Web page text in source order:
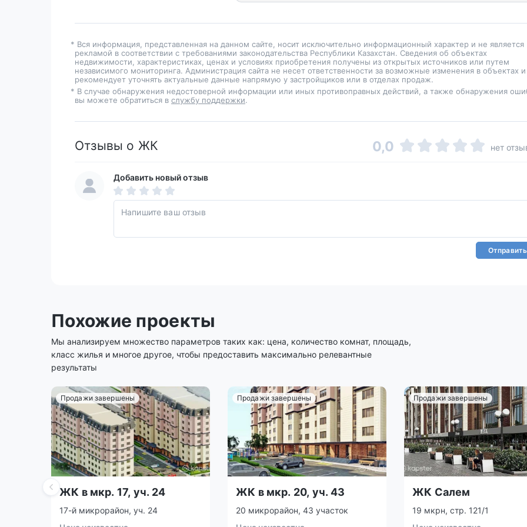
* Вся информация, представленная на данном сайте, носит исключительно информационный характер и не является
рекламой в соответствии с требованиями законодательства Республики Казахстан. Сведения об объектах
недвижимости, характеристиках, ценах и условиях приобретения получены из открытых источников или путем
независимого мониторинга. Администрация сайта не несет ответственности за возможные изменения в объектах и
рекомендует уточнять актуальные данные напрямую у застройщиков или в отделах продаж.
* В случае обнаружения недостоверной информации или иных противоправных действий, а также обнаружения
вы можете обратиться в службу поддержки.
Отзывы о ЖК 0,0 нет
Добавить новый отзыв
Отправить
Похожие проекты
Мы анализируем множество параметров таких как: цена, количество комнат, площадь,
класс жилья и многое другое, чтобы предоставить максимально релевантные
результаты
Продажи завершены
ЖК в мкр. 17, уч. 24
17-й микрорайон, уч. 24
Продажи завершены
ЖК в мкр. 20, уч. 43
20 микрорайон, 43 участок
Продажи завершены
ЖК Салем
19 мкрн, стр. 121/1